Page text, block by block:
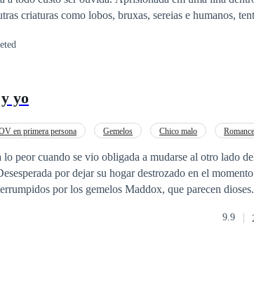
criaturas como lobos, bruxas, sereias e humanos,
arranjado, poderia ser sua salvação, ou sua morte.
yo
en primera persona Gemelos Chico malo
peor cuando se vio obligada a mudarse al otro lado
por dejar su hogar destrozado en el
por los gemelos Maddox, que parecen
para perseguirla, haciéndola cuestionar quién o qué
9.9